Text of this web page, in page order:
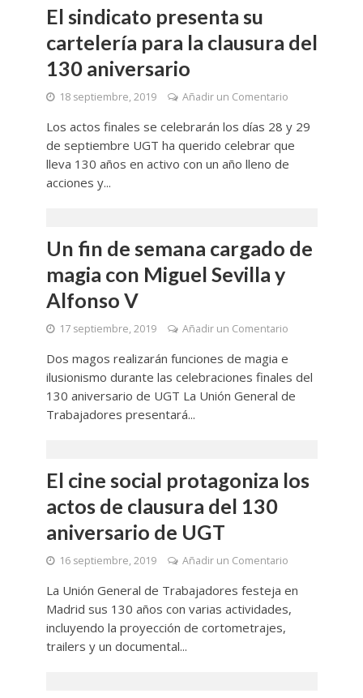
El sindicato presenta su
cartelería para la clausura del
130 aniversario
18 septiembre, 2019 Añadir un Comentario
Los actos finales se celebrarán los días 28 y 29
de septiembre UGT ha querido celebrar que
lleva 130 años en activo con un año lleno de
acciones y...
Un fin de semana cargado de
magia con Miguel Sevilla y
Alfonso V
17 septiembre, 2019 Añadir un Comentario
Dos magos realizarán funciones de magia e
ilusionismo durante las celebraciones finales del
130 aniversario de UGT La Unión General de
Trabajadores presentará...
El cine social protagoniza los
actos de clausura del 130
aniversario de UGT
16 septiembre, 2019 Añadir un Comentario
La Unión General de Trabajadores festeja en
Madrid sus 130 años con varias actividades,
incluyendo la proyección de cortometrajes,
trailers y un documental...